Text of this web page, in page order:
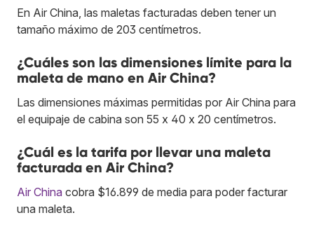
En Air China, las maletas facturadas deben tener un
tamaño máximo de 203 centímetros.
¿Cuáles son las dimensiones límite para la
maleta de mano en Air China?
Las dimensiones máximas permitidas por Air China para
el equipaje de cabina son 55 x 40 x 20 centímetros.
¿Cuál es la tarifa por llevar una maleta
facturada en Air China?
Air China cobra $16.899 de media para poder facturar
una maleta.